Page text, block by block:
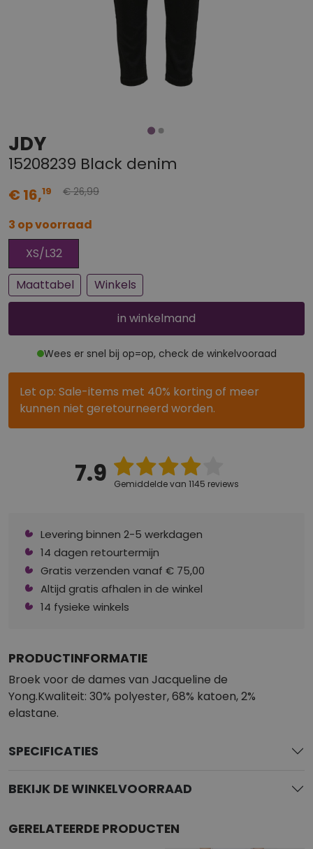
JDY
15208239 Black denim
€ 16,19 € 26,99
3 op voorraad
Bijna uitverkocht
XS/L32
Maattabel
Winkels
in winkelmand
Wees er snel bij op=op, check de winkelvooraad
Let op: Sale-items met 40% korting of meer
kunnen niet geretourneerd worden.
7.9 Gemiddelde van 1145 reviews
Levering binnen 2-5 werkdagen
14 dagen retourtermijn
Gratis verzenden vanaf € 75,00
Altijd gratis afhalen in de winkel
14 fysieke winkels
PRODUCTINFORMATIE
Broek voor de dames van Jacqueline de
Yong.Kwaliteit: 30% polyester, 68% katoen, 2%
elastane.
SPECIFICATIES
BEKIJK DE WINKELVOORRAAD
GERELATEERDE PRODUCTEN